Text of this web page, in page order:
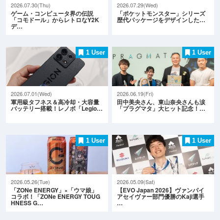
2026.07.30(Thu)
ゲーム・コンピュータ界の伝説
「コモドール」からレトロなY2K
デ…
2026.07.29(Wed)
「ポケットモンスター」シリーズ
歴代パッケージをデザインした…
1 User
2026.07.01(Wed)
軍用級タフネス＆高冷却・大容量
バッテリー搭載！レノボ「Legio…
1 User
2026.06.19(Fri)
田中美央さん、東山奈央さんも涙
「プラグマタ」大ヒット記念！…
1 User
2026.05.26(Tue)
「ZONe ENERGY」×「ウマ娘」
コラボ！「ZONe ENERGY TOUG
HNESS G…
1 User
2026.05.09(Sat)
【EVO Japan 2026】ヴァンパイ
アセイヴァー部門優勝のKaji選手
…